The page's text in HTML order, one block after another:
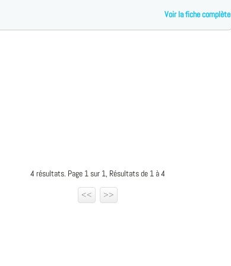
Voir la fiche complète
4 résultats. Page 1 sur 1, Résultats de 1 à 4
<<
>>